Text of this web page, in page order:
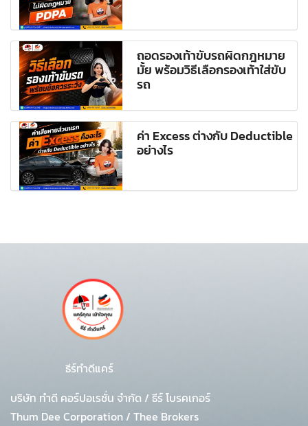
ถอดรองเท้าขับรถผิดกฎหมาย
มั้ย พร้อมวิธีเลือกรองเท้าใส่ขับ
รถ
ค่า Excess ต่างกับ Deductible
อย่างไร
ธีร์ทำดีแคร์
บริษัท ทำดี คอร์ปอเรชั่น จำกัด / ธีร์ โบรคเกอร์
Thum Dee Corporation / Thee Brokers